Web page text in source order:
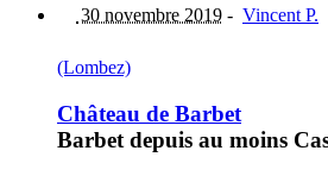
30 novembre 2019 - Vincent P.
(Lombez)
Château de Barbet
Barbet depuis au moins